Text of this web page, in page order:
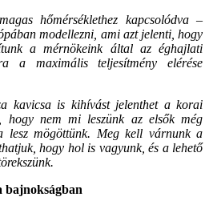
hőmérséklethez kapcsolódva –
modellezni, ami azt jelenti, hogy
a mérnökeink által az éghajlati
a maximális teljesítmény elérése
kavicsa is kihívást jelenthet a korai
hogy nem mi leszünk az elsők még
lesz mögöttünk. Meg kell várnunk a
hogy hol is vagyunk, és a lehető
bajnokságban